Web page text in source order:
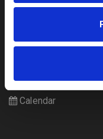
festivaluri
Pentru copii
Diverse
Calendar